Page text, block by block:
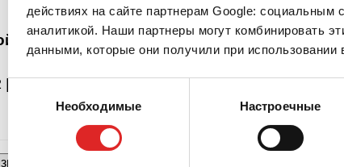
действиях на сайте партнерам Google:
аналитикой. Наши партнеры могут комбинировать
данными, которые они получили при использовании
согласияНеобходимые Настроечные
о животных